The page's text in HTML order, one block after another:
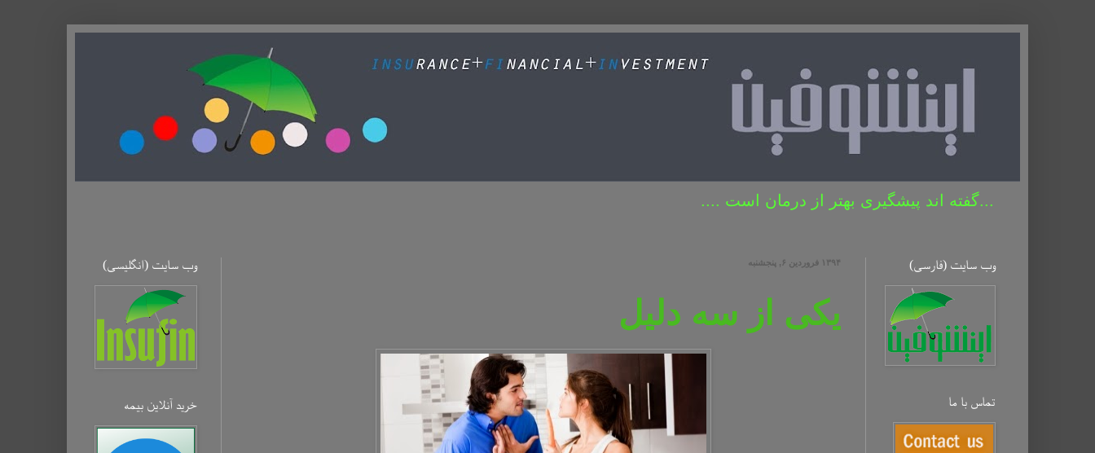
...گفته اند پیشگیری بهتر از درمان است ....
۱۳۹۴ فروردین ۶, پنجشنبه
یکی از سه دلیل
وب سایت (ا‌نگلیسی)
خرید آنلاین بیمه‌
وب سایت (فارسی)
تماس با ما